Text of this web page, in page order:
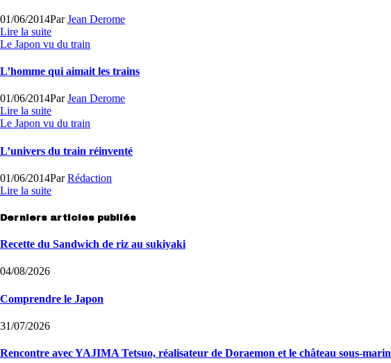
01/06/2014Par Jean Derome
Lire la suite
Le Japon vu du train
L’homme qui aimait les trains
01/06/2014Par Jean Derome
Lire la suite
Le Japon vu du train
L’univers du train réinventé
01/06/2014Par Rédaction
Lire la suite
Derniers articles publiés
Recette du Sandwich de riz au sukiyaki
04/08/2026
Comprendre le Japon
31/07/2026
Rencontre avec YAJIMA Tetsuo, réalisateur de Doraemon et le château sous-marin